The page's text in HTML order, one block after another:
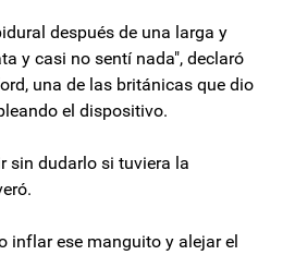
después de una larga y
y casi no sentí nada", declaró
una de las británicas que dio
el dispositivo.
sin dudarlo si tuviera la
inflar ese manguito y alejar el